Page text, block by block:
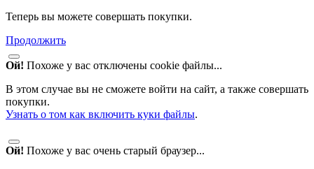
Теперь вы можете совершать покупки.
Продолжить
Ой! Похоже у вас отключены cookie файлы...
В этом случае вы не сможете войти на сайт, а также совершать
покупки.
Узнать о том как включить куки файлы.
Ой! Похоже у вас очень старый браузер...